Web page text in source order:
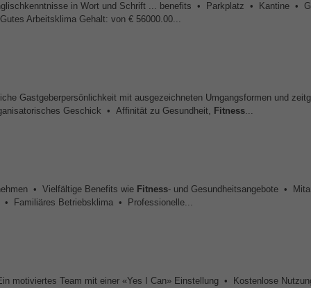
in Wort und Schrift ... benefits • Parkplatz • Kantine •
Arbeitsklima Gehalt: von € 56000.00...
Gastgeberpersönlichkeit mit ausgezeichneten Umgangsformen und
Geschick • Affinität zu Gesundheit, Fitness...
• Vielfältige Benefits wie Fitness- und Gesundheitsangebote •
• Familiäres Betriebsklima • Professionelle...
motiviertes Team mit einer «Yes I Can» Einstellung • Kostenlose